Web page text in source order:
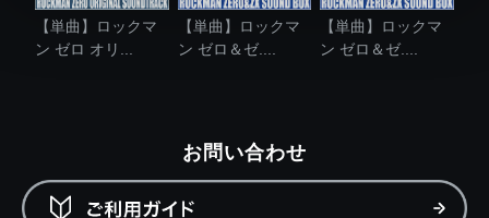
【単曲】ロックマ
ン ゼロ オリ...
【単曲】ロックマ
ン ゼロ＆ゼ....
【単曲】ロックマ
ン ゼロ＆ゼ....
お問い合わせ